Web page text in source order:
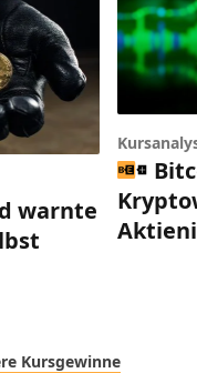
warnte
Kursgewinne